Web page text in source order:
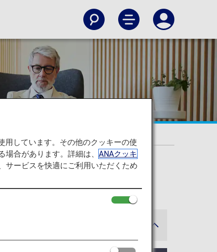
用しています。その他のクッキーの使
場合があります。詳細は、ANAクッキ
サービスを快適にご利用いただくため